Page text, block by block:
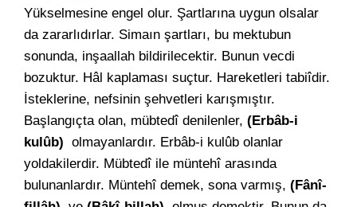
Yükselmesine engel olur. Şartlarına uygun olsalar
da zararlıdırlar. Simaın şartları, bu mektubun
sonunda, inşaallah bildirilecektir. Bunun vecdi
bozuktur. Hâl kaplaması suçtur. Hareketleri tabiîdir.
İsteklerine, nefsinin şehvetleri karışmıştır.
Başlangıçta olan, mübtedî denilenler, (Erbâb-i
kulûb) olmayanlardır. Erbâb-i kulûb olanlar
yoldakilerdir. Mübtedî ile müntehî arasında
bulunanlardır. Müntehî demek, sona varmış, (Fânî-